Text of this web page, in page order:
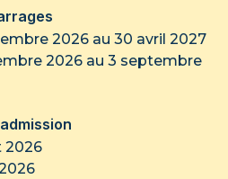
2026 au 30 avril 2027
2026 au 3 septembre
2026